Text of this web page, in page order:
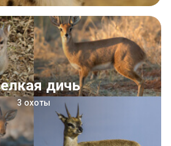
Мелкая дичь
3 охоты